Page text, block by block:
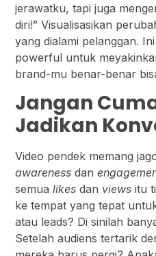
jerawatku, tapi juga
diri!” Visualisasikan
yang dialami pelanggan.
powerful untuk
brand-mu benar-benar
Jangan
Jadikan
Video pendek memang
awareness dan
semualikes dan views itu
ke tempat yang tepat
atau leads? Di sinilah
Setelah audiens tertarik